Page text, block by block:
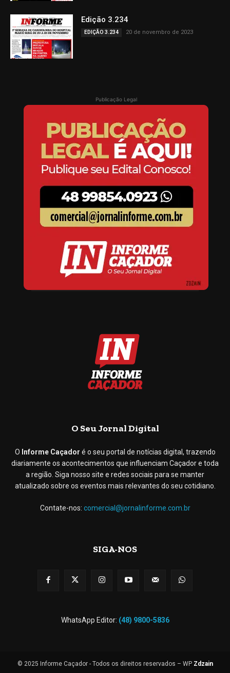
Edição 3.234
EDIÇÃO 3.234 20 de novembro de 2023
Publicação Legal
O Seu Jornal Digital
O Informe Caçador é o seu portal de notícias digital, trazendo
diariamente os acontecimentos que influenciam Caçador e toda
a região. Siga nosso site e redes sociais para se manter
atualizado sobre os eventos mais relevantes do seu cotidiano.
Contate-nos: comercial@jornalinforme.com.br
SIGA-NOS
WhatsApp Editor: (48) 9800-5836
© 2025 Informe Caçador - Todos os direitos reservados – WP Zdzain